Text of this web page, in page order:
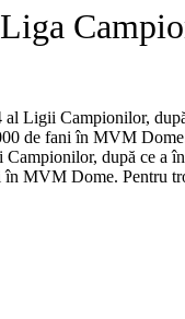
Ligii Campionilor,
de fani în MVM
după ce a
în MVM Dome.